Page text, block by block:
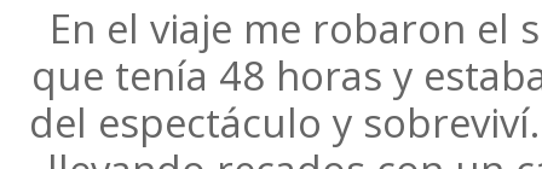
En el viaje me robaron el
que tenía 48 horas y
del espectáculo y